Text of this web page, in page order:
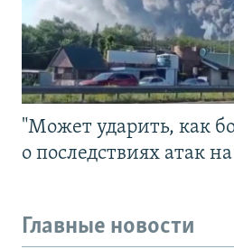
"Может ударить, как
о последствиях атак
Главные новости